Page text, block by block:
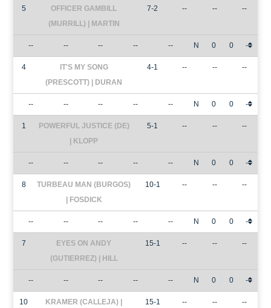
5
OFFICER GAMBILL
(MURRILL) | MARTIN
7-2 -- -- --
-- -- -- -- -- N 0 0 -
4
IT'S MY SONG
(PRESCOTT) | DURAN
4-1 -- -- --
-- -- -- -- -- N 0 0 -
1
POWERFUL JUSTICE (DE)
| KLOPP
5-1 -- -- --
-- -- -- -- -- N 0 0 -
8
TURBEAU MAN (BURGOS)
| FOSDICK
10-1 -- -- --
-- -- -- -- -- N 0 0 -
7
EYES ON ANDY
(GUTIERREZ) | HILL
15-1 -- -- --
-- -- -- -- -- N 0 0 -
10
KRAMER (CALLEJA) |
15-1 -- -- --